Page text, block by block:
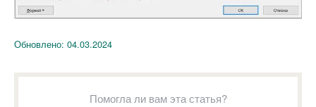
Обновлено: 04.03.2024
Помогла ли вам эта статья?